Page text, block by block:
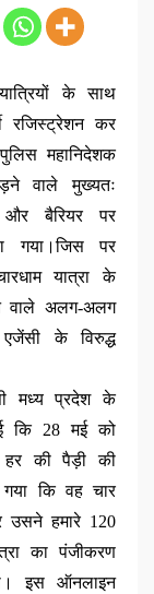
के साथ
रजिस्ट्रेशन कर
महानिदेशक
वाले मुख्यतः
और बैरियर पर
गया।जिस पर
यात्रा के
वाले अलग-अलग
के विरुद्ध
मध्य प्रदेश के
कि 28 मई को
हर की पैड़ी की
गया कि वह चार
उसने हमारे 120
का पंजीकरण
इस ऑनलाइन